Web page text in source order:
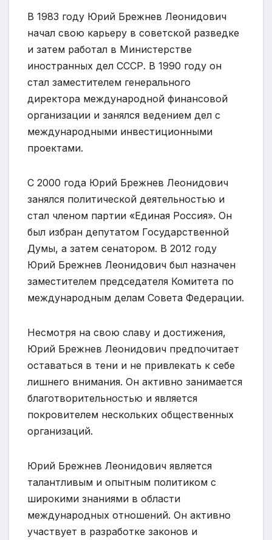
В 1983 году Юрий Брежнев Леонидович
начал свою карьеру в советской разведке
и затем работал в Министерстве
иностранных дел СССР. В 1990 году он
стал заместителем генерального
директора международной финансовой
организации и занялся ведением дел с
международными инвестиционными
проектами.
С 2000 года Юрий Брежнев Леонидович
занялся политической деятельностью и
стал членом партии «Единая Россия». Он
был избран депутатом Государственной
Думы, а затем сенатором. В 2012 году
Юрий Брежнев Леонидович был назначен
заместителем председателя Комитета по
международным делам Совета Федерации.
Несмотря на свою славу и достижения,
Юрий Брежнев Леонидович предпочитает
оставаться в тени и не привлекать к себе
лишнего внимания. Он активно занимается
благотворительностью и является
покровителем нескольких общественных
организаций.
Юрий Брежнев Леонидович является
талантливым и опытным политиком с
широкими знаниями в области
международных отношений. Он активно
участвует в разработке законов и